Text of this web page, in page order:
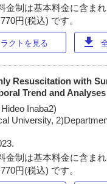
制は基本料金に含まれ
円(税込) です。
クトを見る download
Resuscitation with
Trend and
Inaba2)
University,
制は基本料金に含まれ
円(税込) です。